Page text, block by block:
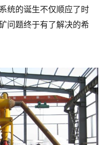
统的诞生不仅顺应了时
问题终于有了解决的希